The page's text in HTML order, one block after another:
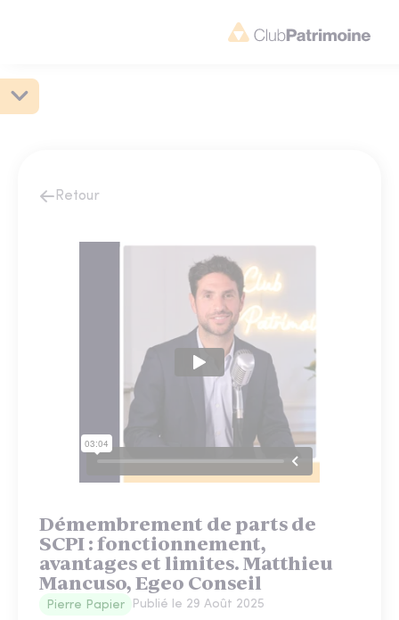
Retour
Démembrement de parts de
SCPI : fonctionnement,
avantages et limites. Matthieu
Mancuso, Egeo Conseil
Pierre Papier Publié le 29 Août 2025